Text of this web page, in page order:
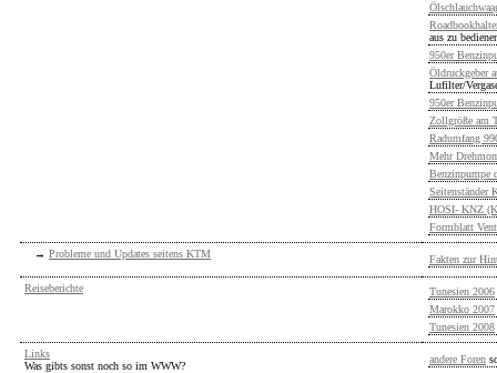
aus zu
950er
Öldruckgeber
Lufilter/
950er
Zollgröße am
Radumfang
Mehr
Benzinpumpe
Seitenständer
HOSI- KNZ
Formblatt
→ Probleme und Updates seitens KTM Fakten zur
Reiseberichte
Tunesien 2006
Marokko 2007
Tunesien 2008
Links
Was gibts sonst noch so im WWW?
andere Foren